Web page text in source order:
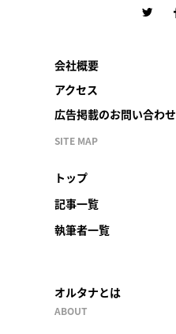
会社概要
アクセス
広告掲載のお問い合わせ
SITE MAP
トップ
記事一覧
執筆者一覧
オルタナとは
ABOUT